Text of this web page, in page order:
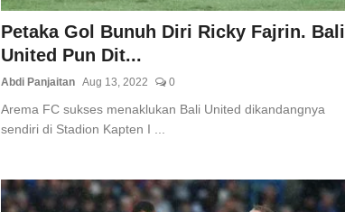
Petaka Gol Bunuh Diri Ricky Fajrin. Bali
United Pun Dit...
Abdi Panjaitan Aug 13, 2022 0
Arema FC sukses menaklukan Bali United dikandangnya
sendiri di Stadion Kapten I ...